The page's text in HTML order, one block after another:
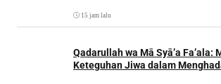
15 jam lalu
Qadarullah wa Mā Syā’a Fa’ala:
Keteguhan Jiwa dalam